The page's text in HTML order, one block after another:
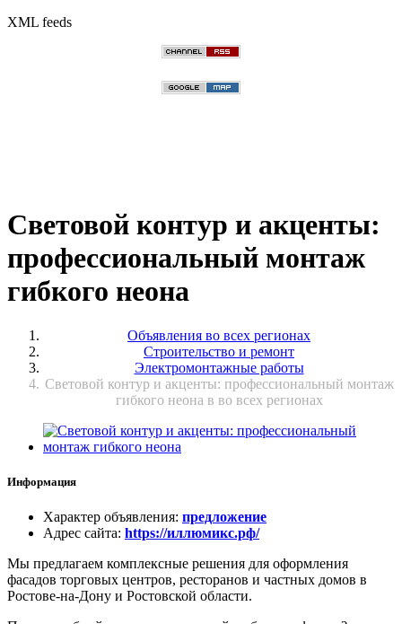
XML feeds
Световой контур и акценты:
профессиональный монтаж
гибкого неона
Объявления во всех регионах
Строительство и ремонт
Электромонтажные работы
Световой контур и акценты: профессиональный монтаж
гибкого неона в во всех регионах
Информация
Характер объявления: предложение
Адрес сайта: https://иллюмикс.рф/
Мы предлагаем комплексные решения для оформления
фасадов торговых центров, ресторанов и частных домов в
Ростове-на-Дону и Ростовской области.